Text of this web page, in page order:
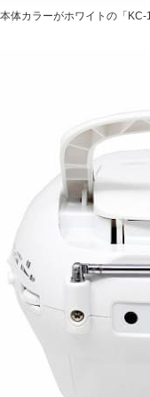
本体カラーがホワイトの「KC-